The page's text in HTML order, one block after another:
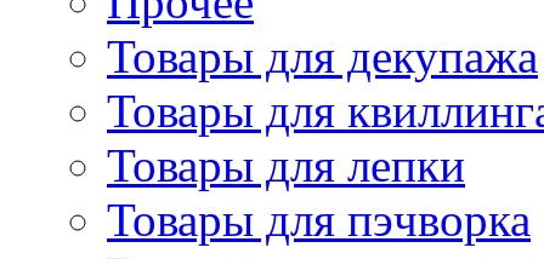
Товары для декупажа
Товары для
Товары для лепки
Товары для пэчворка